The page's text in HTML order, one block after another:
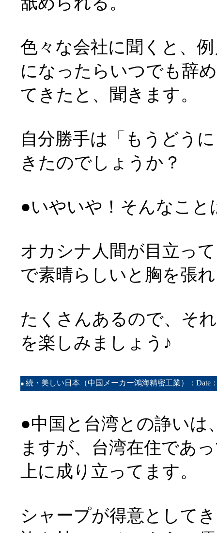
色々な会社に聞くと、
になったらいつでも辞
てきたと、聞きます。
自分勝手は「もうどう
きたのでしょうか？
●いやいや！そんなこ
オカシナ人間が目立っ
で素晴らしいと胸を張
たくさんあるので、そ
を楽しみましょう♪
● 続・美しい日本（中国メーカー鴻海精密工業）：Date
●中国と台湾との諍いは
ますが、台湾在住であ
上に成り立ってます。
シャープが得意として